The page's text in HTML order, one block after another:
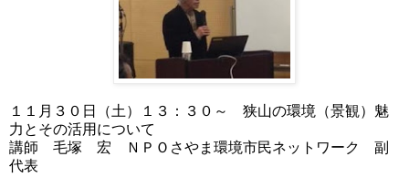
１１月３０日（土）１３：３０～ 狭山の環境（景観）魅
力とその活用について
講師 毛塚 宏 ＮＰＯさやま環境市民ネットワーク 副
代表